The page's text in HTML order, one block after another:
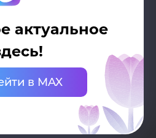
актуальное
в MAX